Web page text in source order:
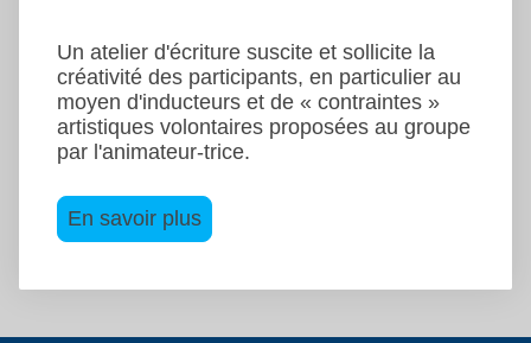
Un atelier d'écriture suscite et sollicite la
créativité des participants, en particulier au
moyen d'inducteurs et de « contraintes »
artistiques volontaires proposées au groupe
par l'animateur-trice.
En savoir plus